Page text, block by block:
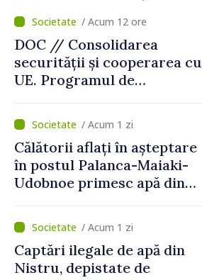
/ Acum 12 ore
DOC // Consolidarea
securității și cooperarea cu
UE. Programul de
Naționale de Apărare pentru
perioada 2024–2034,
publicat în Monitorul Oficial
/ Acum 1 zi
Călătorii aflați în așteptare
în postul Palanca-Maiaki-
Udobnoe primesc apă din
și a polițiștilor de frontieră
/ Acum 1 zi
Captări ilegale de apă din
Nistru, depistate de